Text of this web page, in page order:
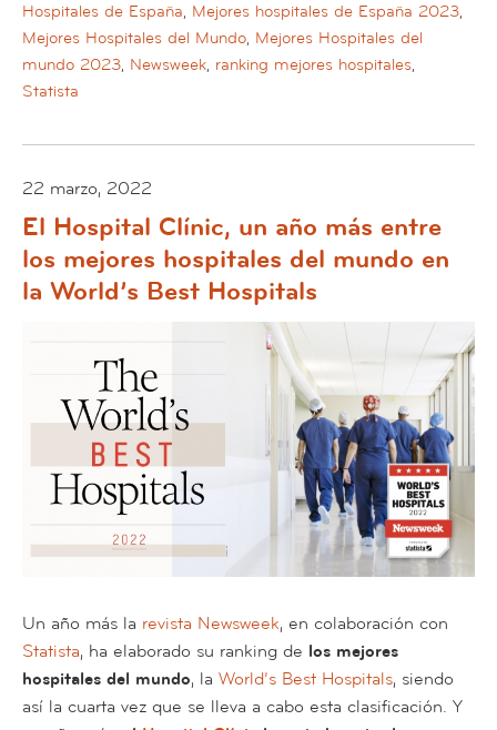
Hospitales de España, Mejores hospitales de España 2023,
Mejores Hospitales del Mundo, Mejores Hospitales del
mundo 2023, Newsweek, ranking mejores hospitales,
Statista
22 marzo, 2022
El Hospital Clínic, un año más entre
los mejores hospitales del mundo en
la World’s Best Hospitals
Un año más la revista Newsweek, en colaboración con
Statista, ha elaborado su ranking de los mejores
hospitales del mundo, la World’s Best Hospitals, siendo
así la cuarta vez que se lleva a cabo esta clasificación. Y